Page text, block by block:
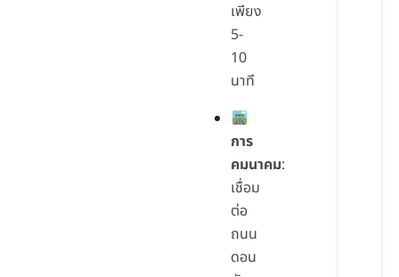
เพียง
5-
10
นาที
การ
คมนาคม:
เชื่อม
ต่อ
ถนน
ดอน